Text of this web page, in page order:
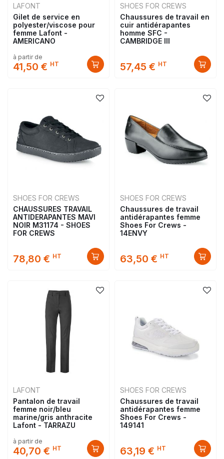
LAFONT
Gilet de service en
polyester/viscose pour
femme Lafont -
AMERICANO
à partir de
41,50 € HT
SHOES FOR CREWS
Chaussures de travail en
cuir antidérapantes
homme SFC -
CAMBRIDGE III
57,45 € HT
SHOES FOR CREWS
CHAUSSURES TRAVAIL
ANTIDERAPANTES MAVI
NOIR M31174 - SHOES
FOR CREWS
78,80 € HT
SHOES FOR CREWS
Chaussures de travail
antidérapantes femme
Shoes For Crews -
14ENVY
63,50 € HT
LAFONT
Pantalon de travail
femme noir/bleu
marine/gris anthracite
Lafont - TARRAZU
à partir de
40,70 € HT
SHOES FOR CREWS
Chaussures de travail
antidérapantes femme
Shoes For Crews -
149141
63,19 € HT